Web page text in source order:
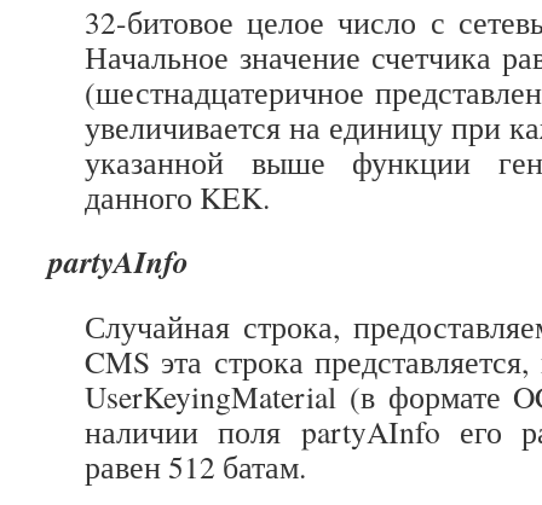
32-битовое целое число с
Начальное значение счетчика
(шестнадцатеричное
увеличивается на единицу при
указанной выше функции
данного KEK.
partyAInfo
Случайная строка,
CMS эта строка
UserKeyingMaterial (в формате
наличии поля partyAInfo его
равен 512 батам.